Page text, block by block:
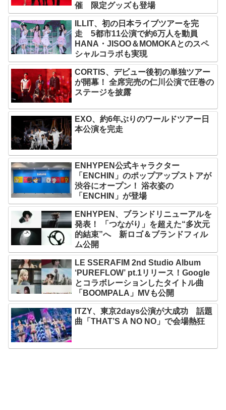
催 限定グッズも登場
ILLIT、初の日本ライブツアーを完
走 5都市11公演で約6万人を動員
HANA・JISOO＆MOMOKAとのスペ
シャルコラボも実現
CORTIS、デビュー後初の単独ツアー
が開幕！ 全席完売の仁川公演で圧巻の
ステージを披露
EXO、約6年ぶりのワールドツアー日
本公演を完走
ENHYPEN公式キャラクター
「ENCHIN」のポップアップストアが
渋谷にオープン！ 浴衣姿の
「ENCHIN」が登場
ENHYPEN、ブランドリニューアルを
発表！ 「つながり」を超えた“多次元
的結束”へ 新ロゴ＆ブランドフィル
ム公開
LE SSERAFIM 2nd Studio Album
‘PUREFLOW’ pt.1リリース！Google
とコラボレーションしたタイトル曲
「BOOMPALA」MVも公開
ITZY、東京2days公演が大成功 話題
曲「THAT’S A NO NO」で会場熱狂